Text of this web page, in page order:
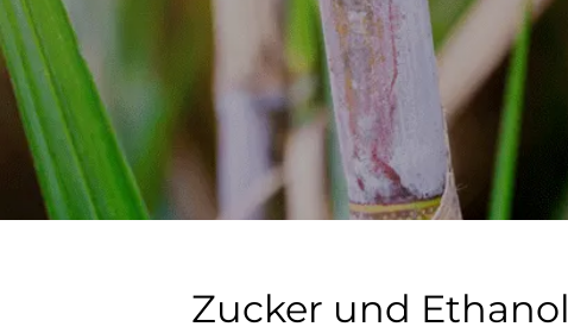
Zucker und Ethanol